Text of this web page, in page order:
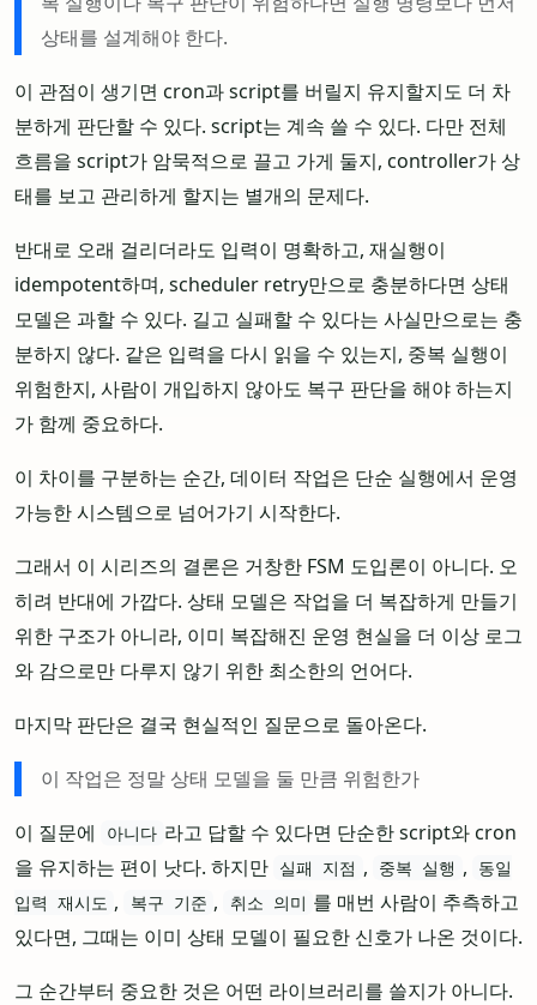
상태를 설계해야 한다.
이 관점이 생기면 cron과 script를 버릴지 유지할지도 더 차
분하게 판단할 수 있다. script는 계속 쓸 수 있다. 다만 전체
흐름을 script가 암묵적으로 끌고 가게 둘지, controller가 상
태를 보고 관리하게 할지는 별개의 문제다.
반대로 오래 걸리더라도 입력이 명확하고, 재실행이
idempotent하며, scheduler retry만으로 충분하다면 상태
모델은 과할 수 있다. 길고 실패할 수 있다는 사실만으로는 충
분하지 않다. 같은 입력을 다시 읽을 수 있는지, 중복 실행이
위험한지, 사람이 개입하지 않아도 복구 판단을 해야 하는지
가 함께 중요하다.
이 차이를 구분하는 순간, 데이터 작업은 단순 실행에서 운영
가능한 시스템으로 넘어가기 시작한다.
그래서 이 시리즈의 결론은 거창한 FSM 도입론이 아니다. 오
히려 반대에 가깝다. 상태 모델은 작업을 더 복잡하게 만들기
위한 구조가 아니라, 이미 복잡해진 운영 현실을 더 이상 로그
와 감으로만 다루지 않기 위한 최소한의 언어다.
마지막 판단은 결국 현실적인 질문으로 돌아온다.
이 작업은 정말 상태 모델을 둘 만큼 위험한가
이 질문에 아니다 라고 답할 수 있다면 단순한 script와 cron
을 유지하는 편이 낫다. 하지만
실패 지점 , 중복 실행 ,
동일
입력 재시도 , 복구 기준 , 취소 의미 를 매번 사람이 추측하고
있다면, 그때는 이미 상태 모델이 필요한 신호가 나온 것이다.
그 순간부터 중요한 것은 어떤 라이브러리를 쓸지가 아니다.